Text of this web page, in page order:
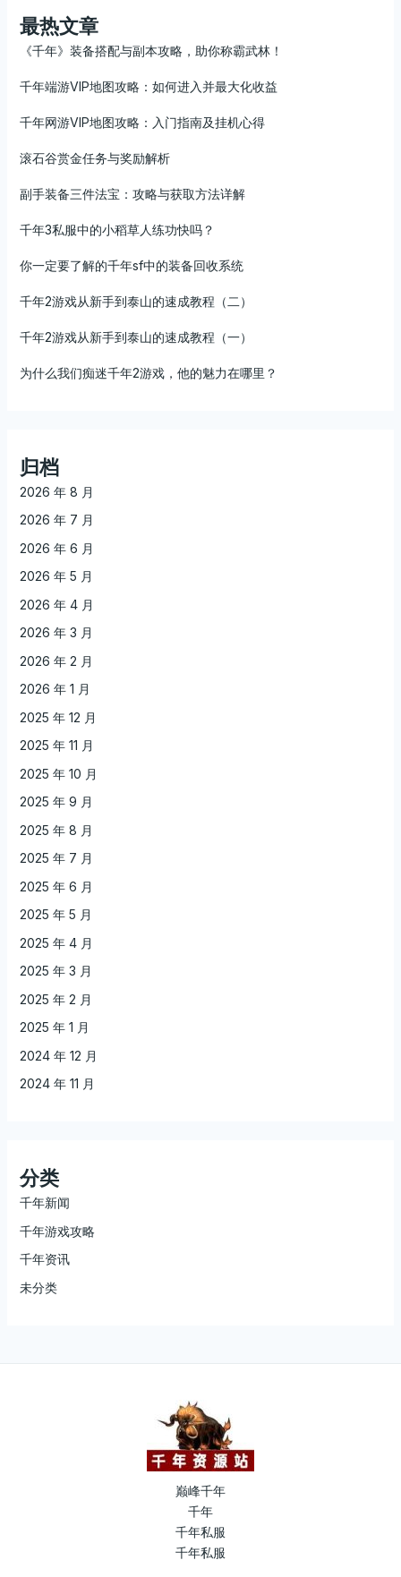
最热文章
《千年》装备搭配与副本攻略，助你称霸武林！
千年端游VIP地图攻略：如何进入并最大化收益
千年网游VIP地图攻略：入门指南及挂机心得
滚石谷赏金任务与奖励解析
副手装备三件法宝：攻略与获取方法详解
千年3私服中的小稻草人练功快吗？
你一定要了解的千年sf中的装备回收系统
千年2游戏从新手到泰山的速成教程（二）
千年2游戏从新手到泰山的速成教程（一）
为什么我们痴迷千年2游戏，他的魅力在哪里？
归档
2026 年 8 月
2026 年 7 月
2026 年 6 月
2026 年 5 月
2026 年 4 月
2026 年 3 月
2026 年 2 月
2026 年 1 月
2025 年 12 月
2025 年 11 月
2025 年 10 月
2025 年 9 月
2025 年 8 月
2025 年 7 月
2025 年 6 月
2025 年 5 月
2025 年 4 月
2025 年 3 月
2025 年 2 月
2025 年 1 月
2024 年 12 月
2024 年 11 月
分类
千年新闻
千年游戏攻略
千年资讯
未分类
巅峰千年
千年
千年私服
千年私服